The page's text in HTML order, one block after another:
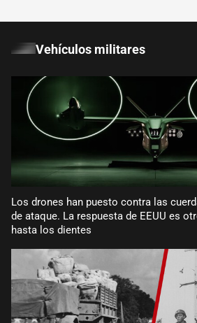
Vehículos militares
Los drones han puesto contra las
de ataque. La respuesta de EEUU es
hasta los dientes